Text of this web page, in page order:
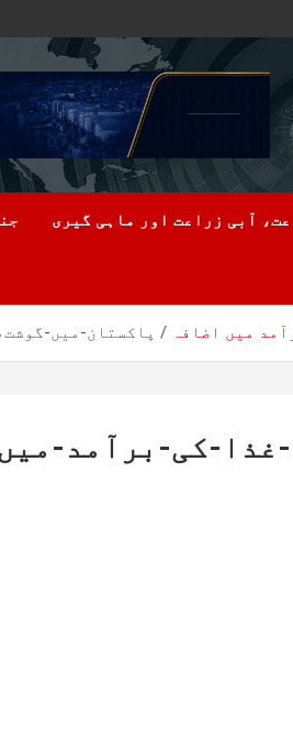
آبی زراعت اور ماہی گیری
میں اضافہ پاکستان-میں-
کی-برآمد-